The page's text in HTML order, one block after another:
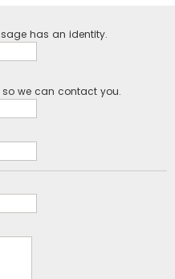
has an identity.
we can contact you.